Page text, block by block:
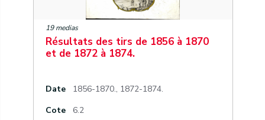
19 medias
Résultats des tirs de 1856 à 1870
et de 1872 à 1874.
Date 1856-1870., 1872-1874.
Cote
6.2